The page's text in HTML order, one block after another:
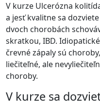
V kurze Ulcerózna
a jesť kvalitne sa
dvoch chorobách
skratkou, IBD.
črevné zápaly sú
liečiteľné, ale
choroby.
V kurze sa